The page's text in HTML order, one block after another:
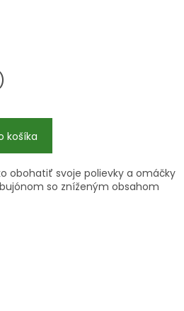
košíka
obohatiť svoje polievky a omáčky
so zníženým obsahom